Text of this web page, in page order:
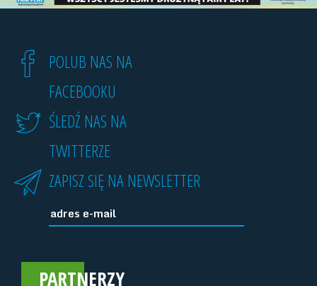
POLUB NAS NA
FACEBOOKU
ŚLEDŹ NAS NA
TWITTERZE
ZAPISZ SIĘ NA NEWSLETTER
PARTNERZY